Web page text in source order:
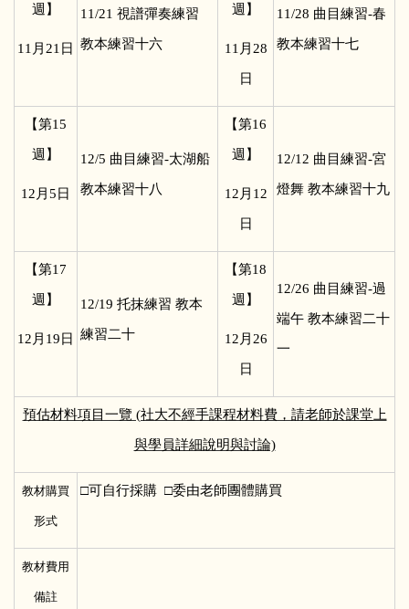
週】
11 月21日
11/21 視譜彈奏練習
教本練習十六
週】
11 月28
日
11/28 曲目練習-春
教本練習十七
【第15
週】
12 月5日
12/5 曲目練習-太湖船
教本練習十八
【第16
週】
12 月12
日
12/12 曲目練習-宮
燈舞 教本練習十九
【第17
週】
12 月19日
12/19 托抹練習 教本
練習二十
【第18
週】
12 月26
日
12/26 曲目練習-過
端午 教本練習二十
一
預估材料項目一覽 (社大不經手課程材料費，請老師於課堂上
與學員詳細說明與討論)
教材購買
形式
□可自行採購 □委由老師團體購買
教材費用
備註